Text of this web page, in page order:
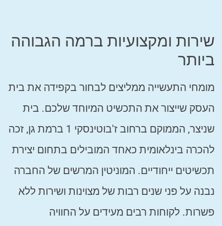
שירות ומקצועיות ברמה הגבוהה
ביותר
מומחי התעשייה ממליצים לבחור בקפידה את בית
העסק שייצור את התכשיט המיוחד שלכם. בית
שניצר, הממוקם ברחוב ז'בוטינסקי 1 ברמת גן, זכה
להכרה בינלאומית כאחד המובילים בתחום יצירת
תכשיטים ייחודיים. המוניטין המרשים של החברה
נבנה על פני שנים רבות של מצוינות ושירות ללא
פשרות. לקוחות רבים מעידים על החוויה